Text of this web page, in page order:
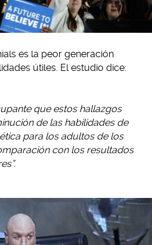
es la peor generación
útiles. El estudio dice:
que estos hallazgos
de las habilidades de
para los adultos de los
con los resultados